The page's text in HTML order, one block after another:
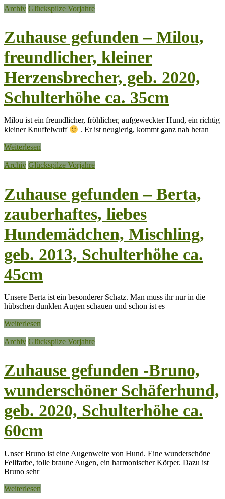
Archiv Glückspilze Vorjahre
Zuhause gefunden – Milou,
freundlicher, kleiner
Herzensbrecher, geb. 2020,
Schulterhöhe ca. 35cm
Milou ist ein freundlicher, fröhlicher, aufgeweckter Hund, ein richtig
kleiner Knuffelwuff
. Er ist neugierig, kommt ganz nah heran
Weiterlesen
Archiv Glückspilze Vorjahre
Zuhause gefunden – Berta,
zauberhaftes, liebes
Hundemädchen, Mischling,
geb. 2013, Schulterhöhe ca.
45cm
Unsere Berta ist ein besonderer Schatz. Man muss ihr nur in die
hübschen dunklen Augen schauen und schon ist es
Weiterlesen
Archiv Glückspilze Vorjahre
Zuhause gefunden -Bruno,
wunderschöner Schäferhund,
geb. 2020, Schulterhöhe ca.
60cm
Unser Bruno ist eine Augenweite von Hund. Eine wunderschöne
Fellfarbe, tolle braune Augen, ein harmonischer Körper. Dazu ist
Bruno sehr
Weiterlesen